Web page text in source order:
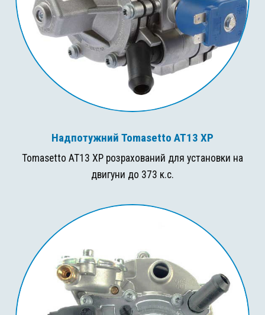
Надпотужний Tomasetto AT13 XP
Tomasetto AT13 XP розрахований для установки на
двигуни до 373 к.с.